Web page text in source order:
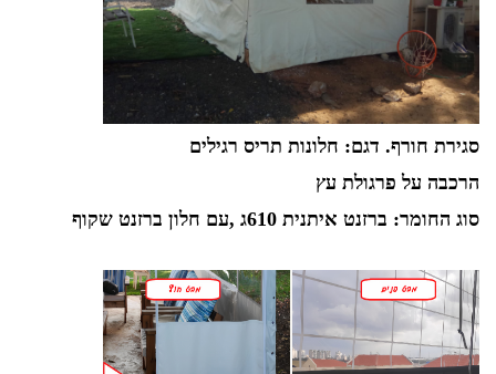
סגירת חורף. דגם: חלונות תריס רגילים
הרכבה על פרגולת עץ
סוג החומר: ברזנט איתנית 610ג ,עם חלון ברזנט שקוף